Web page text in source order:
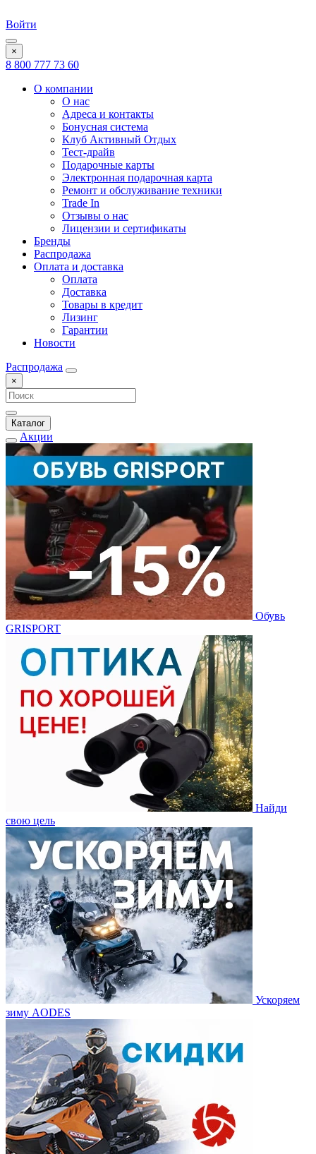
Войти
×
8 800 777 73 60
О компании
О нас
Адреса и контакты
Бонусная система
Клуб Активный Отдых
Тест-драйв
Подарочные карты
Электронная подарочная карта
Ремонт и обслуживание техники
Trade In
Отзывы о нас
Лицензии и сертификаты
Бренды
Распродажа
Оплата и доставка
Оплата
Доставка
Товары в кредит
Лизинг
Гарантии
Новости
Распродажа
×
Каталог
Акции
Обувь
GRISPORT
Найди
свою цель
Ускоряем
зиму AODES